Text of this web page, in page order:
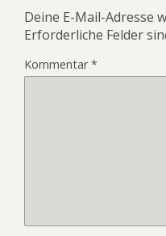
Deine E-Mail-Adresse
Erforderliche Felder
Kommentar*